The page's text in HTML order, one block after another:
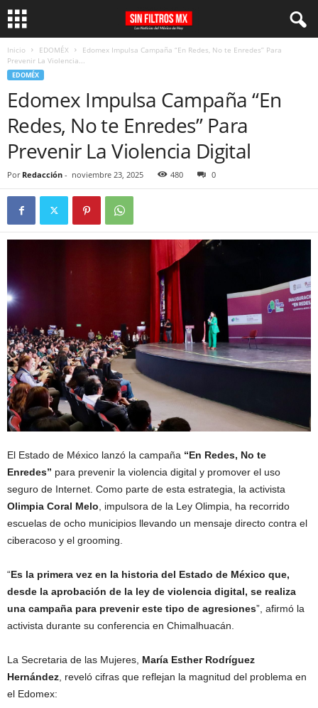
Inicio EDOMÉX
Edomex Impulsa Campaña “En Redes, No te Enredes” Para
Prevenir La Violencia...
EDOMÉX
Edomex Impulsa Campaña “En
Redes, No te Enredes” Para
Prevenir La Violencia Digital
Por Redacción - noviembre 23, 2025 480 0
El Estado de México lanzó la campaña “En Redes, No te
Enredes” para prevenir la violencia digital y promover el uso
seguro de Internet. Como parte de esta estrategia, la activista
Olimpia Coral Melo , impulsora de la Ley Olimpia, ha recorrido
escuelas de ocho municipios llevando un mensaje directo contra el
ciberacoso y el grooming.
“Es la primera vez en la historia del Estado de México que,
desde la aprobación de la ley de violencia digital, se realiza
una campaña para prevenir este tipo de agresiones”, afirmó la
activista durante su conferencia en Chimalhuacán.
La Secretaria de las Mujeres, María Esther Rodríguez
Hernández , reveló cifras que reflejan la magnitud del problema en
el Edomex: